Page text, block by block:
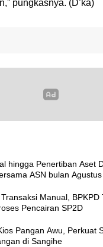
pungkasnya. (D’ka)
hingga Penertiban Aset
ASN bulan Agustus
Manual, BPKPD
Pencairan SP2D
Pangan Awu, Perkuat
di Sangihe